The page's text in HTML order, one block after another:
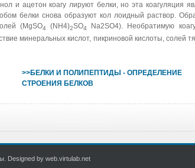
и ацетон коагу лируют белки, но эта коагуляция
белки снова образуют кол лоидный раствор.
(MgSO4 (NH4)2SO4
Na2SO4). Необратимую
минеральных кислот, пикриновой кислоты, солей
>>БЕЛКИ И ПОЛИПЕПТИДЫ - ОПРЕДЕЛЕНИЕ
СТРОЕНИЯ БЕЛКОВ
Designed by web.virtulab.net